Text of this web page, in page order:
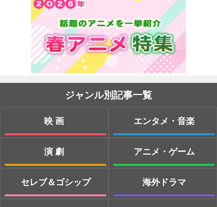
ジャンル別記事一覧
映画
演劇
セレブ＆ゴシップ
エンタメ・音楽
アニメ・ゲーム
海外ドラマ